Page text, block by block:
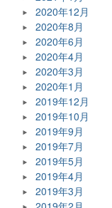
2020年12月
2020年8月
2020年6月
2020年4月
2020年3月
2020年1月
2019年12月
2019年10月
2019年9月
2019年7月
2019年5月
2019年4月
2019年3月